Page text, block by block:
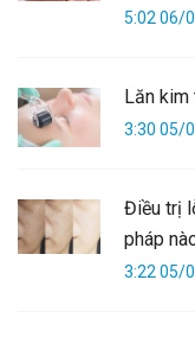
5:02 06/
Lăn kim
3:30 05/
Điều trị
pháp
3:22 05/